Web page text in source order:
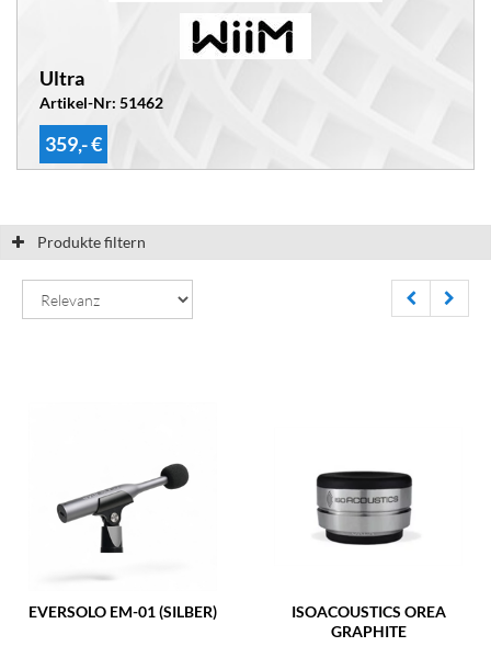
Ultra
Artikel-Nr: 51462
359,- €
EVERSOLO EM-01 (SILBER)
ISOACOUSTICS OREA
GRAPHITE
Produkte filtern